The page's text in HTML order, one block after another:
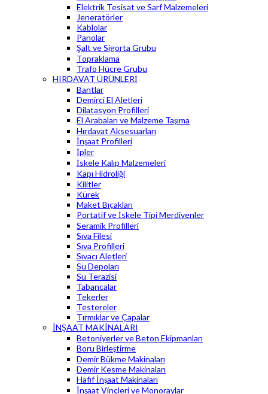
Elektrik Tesisat ve Sarf Malzemeleri
Jeneratörler
Kablolar
Panolar
Şalt ve Sigorta Grubu
Topraklama
Trafo Hücre Grubu
HIRDAVAT ÜRÜNLERİ
Bantlar
Demirci El Aletleri
Dilatasyon Profilleri
El Arabaları ve Malzeme Taşıma
Hırdavat Aksesuarları
İnşaat Profilleri
İpler
İskele Kalıp Malzemeleri
Kapı Hidroliği
Kilitler
Kürek
Maket Bıçakları
Portatif ve İskele Tipi Merdivenler
Seramik Profilleri
Sıva Filesi
Sıva Profilleri
Sıvacı Aletleri
Su Depoları
Su Terazisi
Tabancalar
Tekerler
Testereler
Tırmıklar ve Çapalar
İNŞAAT MAKİNALARI
Betoniyerler ve Beton Ekipmanları
Boru Birleştirme
Demir Bükme Makinaları
Demir Kesme Makinaları
Hafif İnşaat Makinaları
İnşaat Vinçleri ve Monoraylar